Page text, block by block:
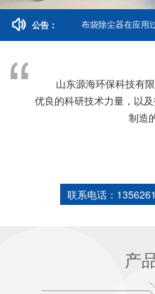
公告： 布袋除尘器在应用
山东源海环保科技有
优良的科研技术力量，以
制造
公司主要从事于大气
程生产安装、调试服务于
的布袋除尘器，湿式除
公司年生产能力近千
品服务范围涉及建材、电
联系电话：
产